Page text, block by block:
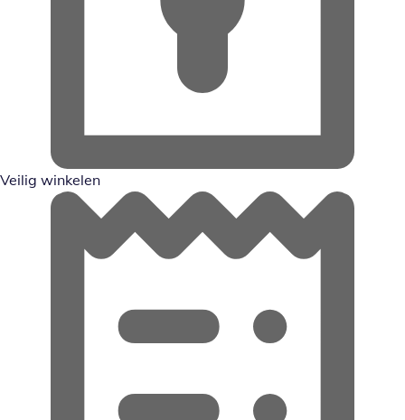
Veilig winkelen